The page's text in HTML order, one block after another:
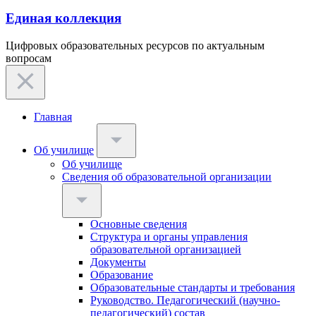
Единая коллекция
Цифровых образовательных ресурсов по актуальным
вопросам
Главная
Об училище
Об училище
Сведения об образовательной организации
Основные сведения
Структура и органы управления
образовательной организацией
Документы
Образование
Образовательные стандарты и требования
Руководство. Педагогический (научно-
педагогический) состав